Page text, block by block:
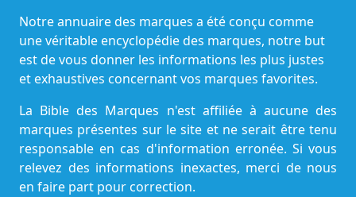
Notre annuaire des marques a été conçu comme
une véritable encyclopédie des marques, notre but
est de vous donner les informations les plus justes
et exhaustives concernant vos marques favorites.
La Bible des Marques n'est affiliée à aucune des
marques présentes sur le site et ne serait être tenu
responsable en cas d'information erronée. Si vous
relevez des informations inexactes, merci de nous
en faire part pour correction.